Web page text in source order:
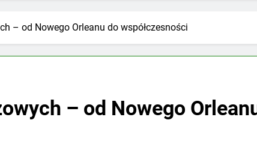
– od Nowego Orleanu do współczesności
– od Nowego